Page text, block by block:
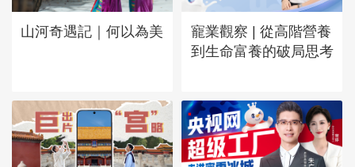
山河奇遇記｜何以為美
寵業觀察 | 從高階營養
到生命富養的破局思考